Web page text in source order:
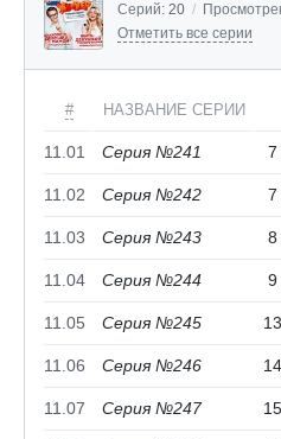
Серий: 20 /
Отметить все серии
# НАЗВАНИЕ СЕРИИ
11.01 Серия №241 7
11.02 Серия №242 7
11.03 Серия №243 8
11.04 Серия №244 9
11.05 Серия №245
11.06 Серия №246
11.07 Серия №247